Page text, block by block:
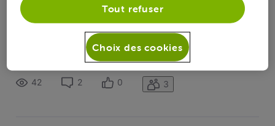
Droits de la carte
Bonjour, serait il possible de relancer les droits de la carte de
mon voocorder? d’avance merci :)
42 2 0 3
Tout refuser
Choix des cookies